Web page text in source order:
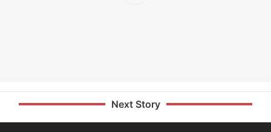
Next Story